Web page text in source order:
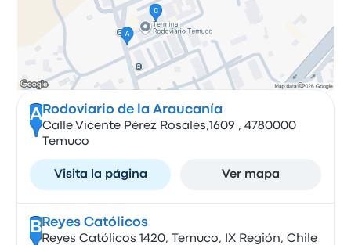
A Rodoviario de la Araucanía
Calle Vicente Pérez Rosales,1609 , 4780000
Temuco
Visita la página Ver mapa
B Reyes Católicos
Reyes Católicos 1420, Temuco, IX Región, Chile